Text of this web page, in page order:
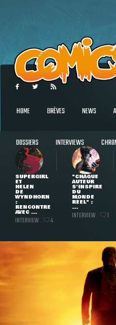
HOME BRÈVES NEWS
DOSSIERS INTERVIEWS
SUPERGIRL
ET
HELEN
DE
WYNDHORN
:
RENCONTRE
AVEC ...
INTERVIEW 4
"CHAQUE
AUTEUR
S'INSPIRE
DU
MONDE
RÉEL" :
...
INTERVIEW 1